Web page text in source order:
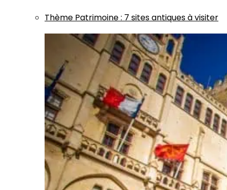
Thème Patrimoine: 7 sites antiques à visiter